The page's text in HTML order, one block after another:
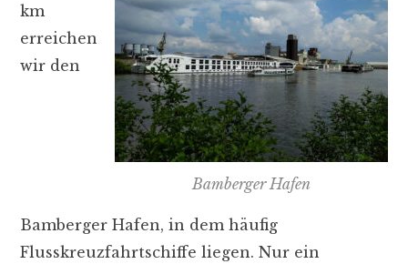
Bamberger Hafen
km
erreichen
wir den
Bamberger Hafen, in dem häufig
Flusskreuzfahrtschiffe liegen. Nur ein